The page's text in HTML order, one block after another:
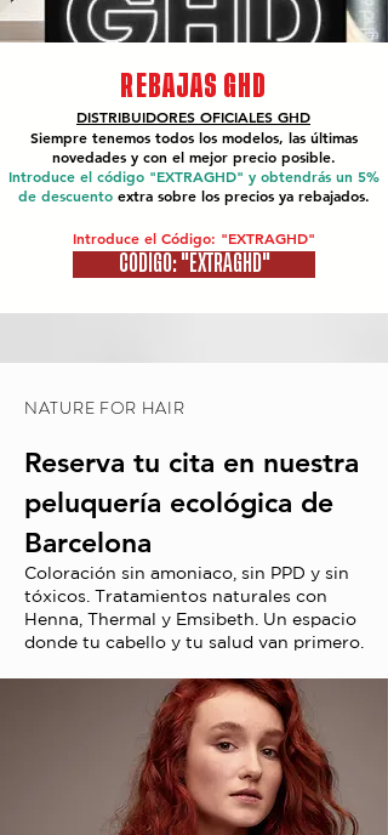
REBAJAS GHD
DISTRIBUIDORES OFICIALES GHD
Siempre tenemos todos los modelos, las últimas
novedades y con el mejor precio posible.
Introduce el código "EXTRAGHD" y obtendrás un 5%
de descuento extra sobre los precios ya rebajados.
Introduce el Código: "EXTRAGHD"
CÓDIGO: "EXTRAGHD"
NATURE FOR HAIR
Reserva tu cita en nuestra
peluquería ecológica de
Barcelona
Coloración sin amoniaco, sin PPD y sin
tóxicos. Tratamientos naturales con
Henna, Thermal y Emsibeth. Un espacio
donde tu cabello y tu salud van primero.